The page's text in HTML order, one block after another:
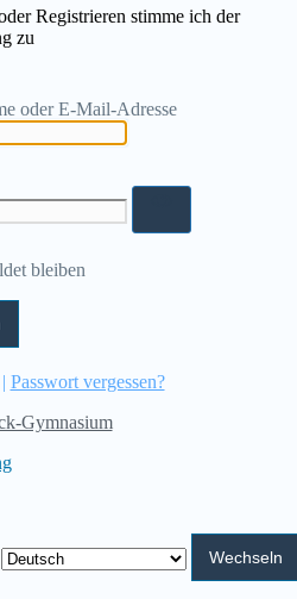
Registrieren stimme ich der
zu
oder E-Mail-Adresse
bleiben
| Passwort vergessen?
Gymnasium